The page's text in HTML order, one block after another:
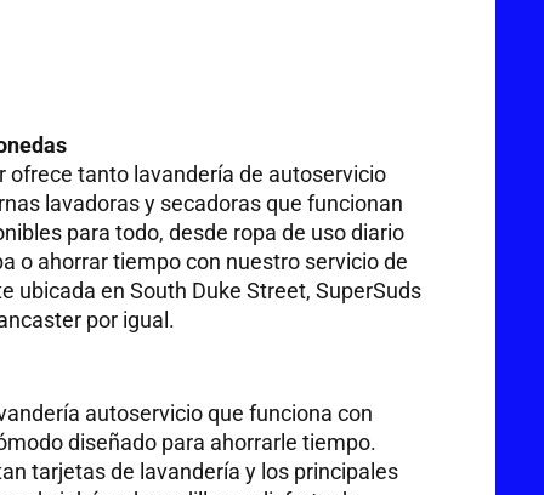
ofrece tanto lavandería de autoservicio
lavadoras y secadoras que funcionan
para todo, desde ropa de uso diario
o ahorrar tiempo con nuestro servicio de
ubicada en South Duke Street, SuperSuds
por igual.
autoservicio que funciona con
diseñado para ahorrarle tiempo.
tarjetas de lavandería y los principales